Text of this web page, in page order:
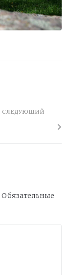
СЛЕДУЮЩИЙ
Обязательные